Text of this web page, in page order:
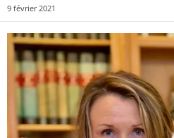
9 février 2021